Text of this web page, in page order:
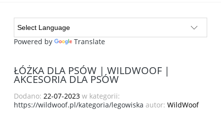
Powered by Translate
ŁÓŻKA DLA PSÓW | WILDWOOF |
AKCESORIA DLA PSÓW
Dodano: 22-07-2023 w kategorii:
https://wildwoof.pl/kategoria/legowiska autor: WildWoof